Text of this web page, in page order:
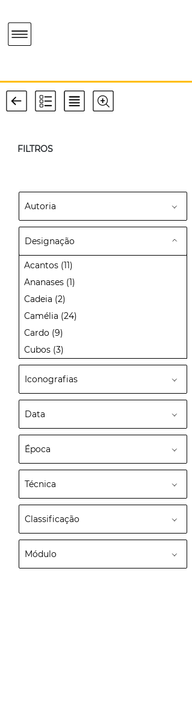
FILTROS
Autoria
Designação
Acantos (11)
Ananases (1)
Cadeia (2)
Camélia (24)
Cardo (9)
Cubos (3)
Iconografias
Data
Época
Técnica
Classificação
Módulo